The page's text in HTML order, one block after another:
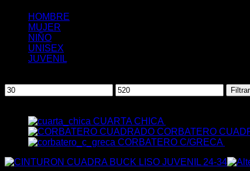
HOMBRE
MUJER
NIÑO
UNISEX
JUVENIL
Precio
mínimo
Precio
máximo
Filtrar
CUARTA CHICA
CORBATERO
CORBATERO C/GRECA